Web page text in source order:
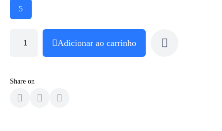
5
Adicionar ao carrinho
Share on